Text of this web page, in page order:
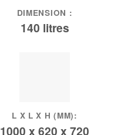
DIMENSION :
140 litres
L X L X H (MM):
1000 x 620 x 720